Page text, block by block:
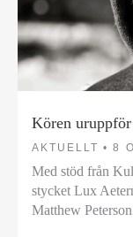
Kören
AKTUELLT • 8
Med stöd från
stycket Lux
Matthew